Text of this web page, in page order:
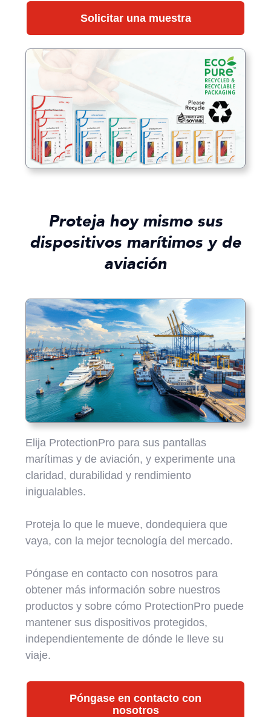
Solicitar una muestra
Proteja hoy mismo sus
dispositivos marítimos y de
aviación
Elija ProtectionPro para sus pantallas
marítimas y de aviación, y experimente una
claridad, durabilidad y rendimiento
inigualables.
Proteja lo que le mueve, dondequiera que
vaya, con la mejor tecnología del mercado.
Póngase en contacto con nosotros para
obtener más información sobre nuestros
productos y sobre cómo ProtectionPro puede
mantener sus dispositivos protegidos,
independientemente de dónde le lleve su
viaje.
Póngase en contacto con
nosotros